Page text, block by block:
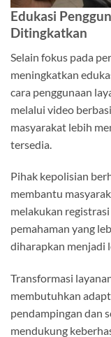
Edukasi
Ditingkatkan
Selain fokus pada
meningkatkan
cara penggunaan
melalui video
masyarakat lebih
tersedia.
Pihak kepolisian
membantu
melakukan
pemahaman yang
diharapkan menjadi
Transformasi
membutuhkan
pendampingan dan
mendukung